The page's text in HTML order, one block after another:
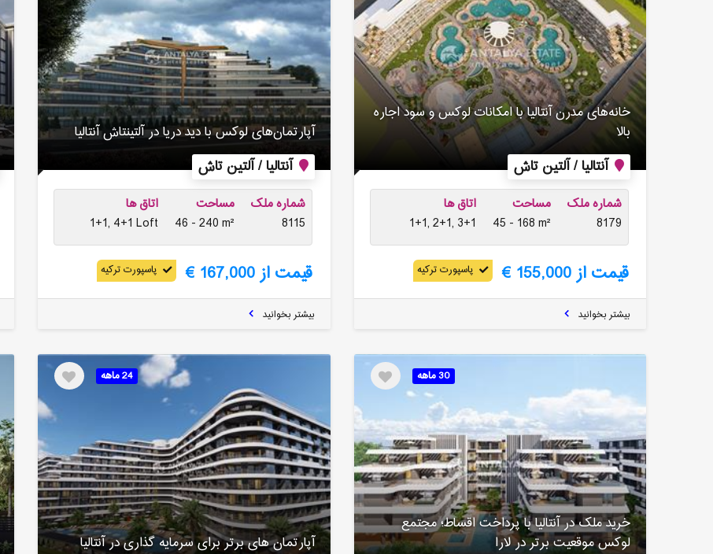
آنتالیا / آلتین تاش
آپارتمان‌های لوکس با دید دریا در آلتینتاش آنتالیا
شماره ملک
8115
مساحت
46 - 240 m²
اتاق ها
1+1, 4+1 Loft
قیمت از 167,000 € پاسپورت ترکیه
بیشتر بخوانید
آنتالیا / آلتین تاش
خانه‌های مدرن آنتالیا با امکانات لوکس و سود اجاره
بالا
شماره ملک
8179
مساحت
45 - 168 m²
اتاق ها
1+1, 2+1, 3+1
قیمت از 155,000 € پاسپورت ترکیه
بیشتر بخوانید
24 ماهه
آپارتمان های برتر برای سرمایه گذاری در آنتالیا
30 ماهه
خرید ملک در آنتالیا با پرداخت اقساط؛ مجتمع
لوکس موقعیت برتر در لارا